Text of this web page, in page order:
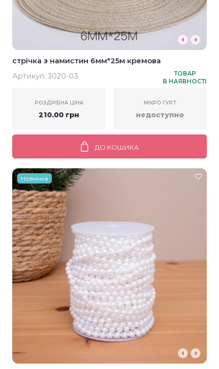
стрічка з намистин 6мм*25м кремова
Артикул: 3020-03
ТОВАР
В НАЯВНОСТІ
РОЗДРІБНА ЦІНА
210.00 грн
МІКРО ГУРТ
недоступно
ДО КОШИКА
Новинка